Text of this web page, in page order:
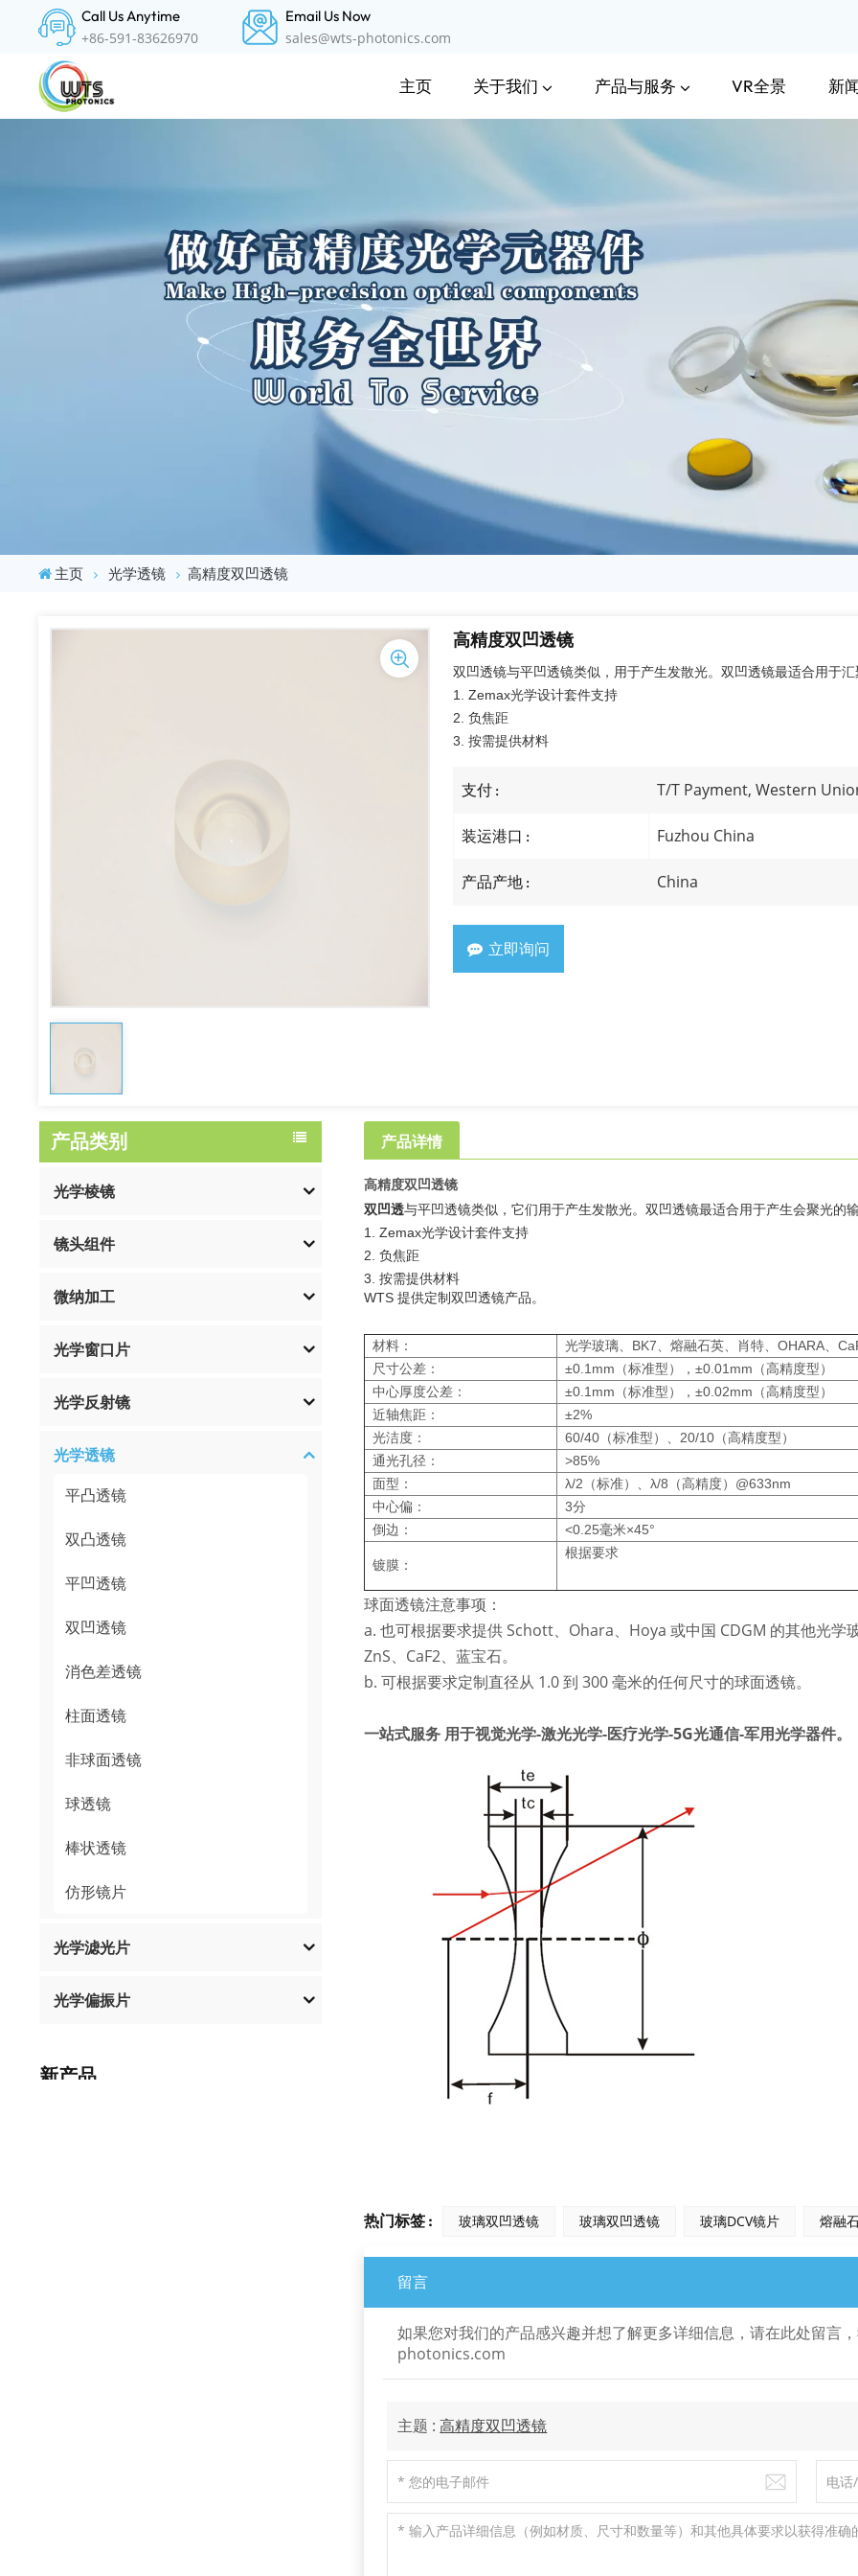
Call Us Anytime
+86-591-83626970
Email Us Now
sales@wts-photonics.com
主页 关于我们 产品与服务 VR全景 新
主页 光学透镜 高精度双凹透镜
高精度双凹透镜
双凹透镜与平凹透镜类似，用于产生发散光。双凹透镜最适合用于汇
1. Zemax光学设计套件支持
2. 负焦距
3. 按需提供材料
支付 : T/T Payment, Western
装运港口 : Fuzhou China
产品产地 : China
立即询问
产品类别
光学棱镜
镜头组件
微纳加工
光学窗口片
光学反射镜
光学透镜
平凸透镜
双凸透镜
平凹透镜
双凹透镜
消色差透镜
柱面透镜
非球面透镜
球透镜
棒状透镜
仿形镜片
光学滤光片
光学偏振片
新产品
产品详情
高精度双凹透镜
双凹透与平凹透镜类似，它们用于产生发散光。双凹透镜最适合用于产生会聚光的输
1. Zemax光学设计套件支持
2. 负焦距
3. 按需提供材料
WTS 提供定制双凹透镜产品。
材料： 光学玻璃、BK7、熔融石英、肖特、OHARA、
尺寸公差：
±0.1mm（标准型），±0.01mm（高精度型）
中心厚度公差：
±0.1mm（标准型），±0.02mm（高精度型）
近轴焦距：
±2%
光洁度：
60/40（标准型）、20/10（高精度型）
通光孔径：
>85%
面型：
λ/2（标准）、λ/8（高精度）@633nm
中心偏：
3分
倒边：
<0.25毫米×45°
镀膜：
根据要求
球面透镜注意事项：
a. 也可根据要求提供 Schott、Ohara、Hoya 或中国 CDGM 的其他光学
ZnS、CaF2、蓝宝石。
b. 可根据要求定制直径从 1.0 到 300 毫米的任何尺寸的球面透镜。
一站式服务 用于视觉光学-激光光学-医疗光学-5G光通信-军用光学器件。
热门标签 : 玻璃双凹透镜 玻璃双凹透镜 玻璃DCV镜片 熔融
留言
如果您对我们的产品感兴趣并想了解更多详细信息，请在此处留言
photonics.com
主题 :高精度双凹透镜